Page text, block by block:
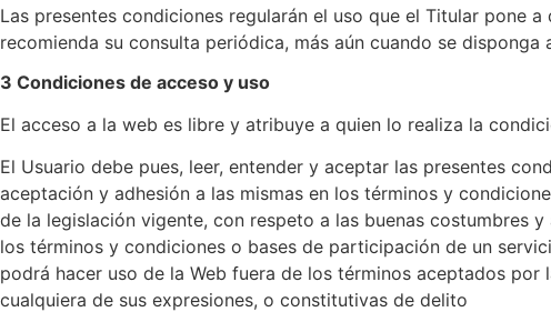
Las presentes condiciones regularán el uso que el Titular pone
recomienda su consulta periódica, más aún cuando se
3 Condiciones de acceso y uso
El acceso a la web es libre y atribuye a quien lo realiza la
El Usuario debe pues, leer, entender y aceptar las presentes
aceptación y adhesión a las mismas en los términos y
de la legislación vigente, con respeto a las buenas costumbres
los términos y condiciones o bases de participación de un
podrá hacer uso de la Web fuera de los términos aceptados
cualquiera de sus expresiones, o constitutivas de delito